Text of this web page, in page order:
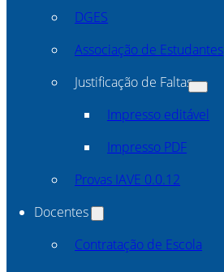
DGES
Associação de Estudantes
Justificação de Faltas
Impresso editável
Impresso PDF
Provas IAVE 0.0.12
Docentes
Contratação de Escola